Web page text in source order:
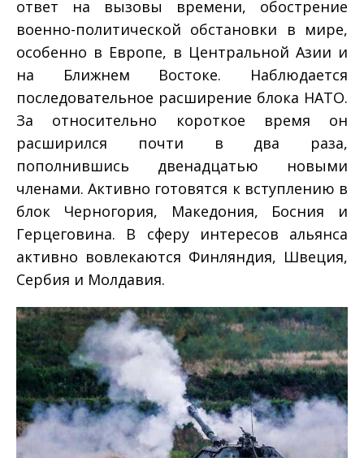
ответ на вызовы времени, обострение
военно­-политической обстановки в мире,
особенно в Европе, в Центральной Азии и
на Ближнем Востоке. Наблюдается
последовательное расширение блока НАТО.
За относительно короткое время он
расширился почти в два раза,
пополнившись двенадцатью новыми
членами. Активно готовятся к вступлению в
блок Черногория, Македония, Босния и
Герцеговина. В сферу интересов альянса
активно вовлекаются Финляндия, Швеция,
Сербия и Молдавия.